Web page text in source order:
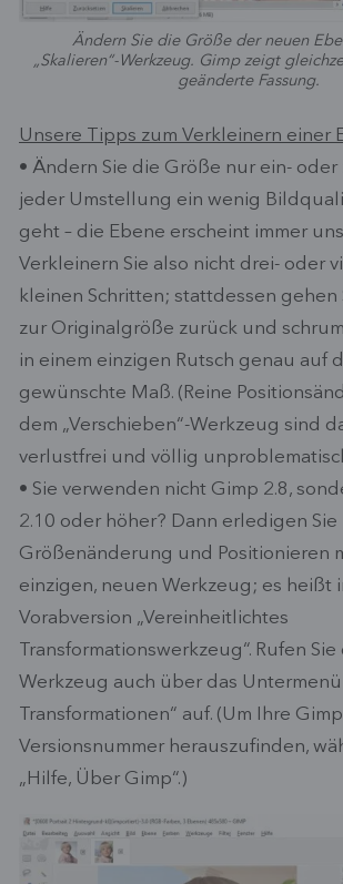
Ändern Sie die Größe der neuen
„Skalieren“-Werkzeug. Gimp zeigt
geänderte Fassung.
Unsere Tipps zum Verkleinern einer
• Ändern Sie die Größe nur ein- oder
jeder Umstellung ein wenig
geht – die Ebene erscheint immer
Verkleinern Sie also nicht drei- oder
kleinen Schritten; stattdessen gehen
zur Originalgröße zurück und
in einem einzigen Rutsch genau auf
gewünschte Maß. (Reine
dem „Verschieben“-Werkzeug sind
verlustfrei und völlig
• Sie verwenden nicht Gimp 2.8,
2.10 oder höher? Dann erledigen Sie
Größenänderung und Positionieren
einzigen, neuen Werkzeug; es heißt
Vorabversion „Vereinheitlichtes
Transformationswerkzeug“. Rufen Sie
Werkzeug auch über das Untermenü
Transformationen“ auf. (Um Ihre
Versionsnummer herauszufinden,
„Hilfe, Über Gimp“.)